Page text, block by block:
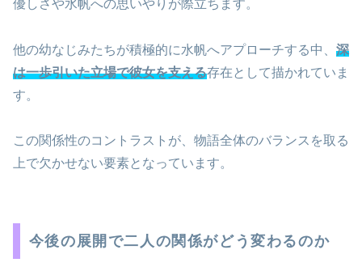
優しさや水帆への思いやりが際立ちます。
他の幼なじみたちが積極的に水帆へアプローチする中、 深
は一歩引いた立場で彼女を支える存在として描かれていま
す。
この関係性のコントラストが、物語全体のバランスを取る
上で欠かせない要素となっています。
今後の展開で二人の関係がどう変わるのか